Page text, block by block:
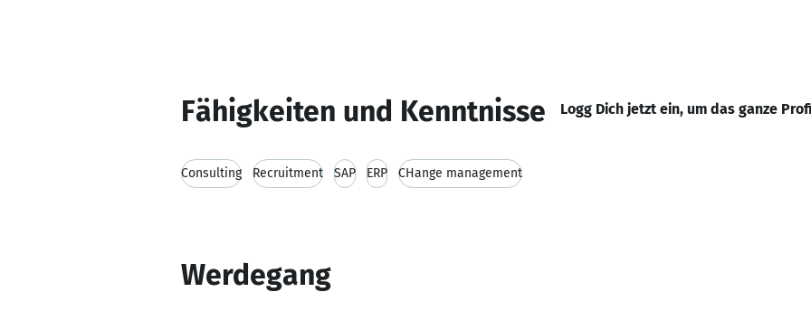
Fähigkeiten und Kenntnisse Logg Dich jetzt ein, um das ganze
Consulting Recruitment SAP ERP CHange management
Werdegang